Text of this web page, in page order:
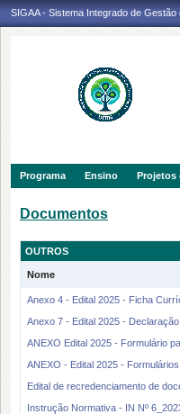
SIGAA - Sistema Integrado de Gestão
Programa Ensino Projetos
Documentos
OUTROS
Nome
Anexo 4 - Edital 2025 - Ficha
Anexo 7 - Edital 2025 -
ANEXO Edital 2025 - Formulário
ANEXO - Edital 2025 -
Edital de recredenciamento de
Instrução Normativa - IN Nº